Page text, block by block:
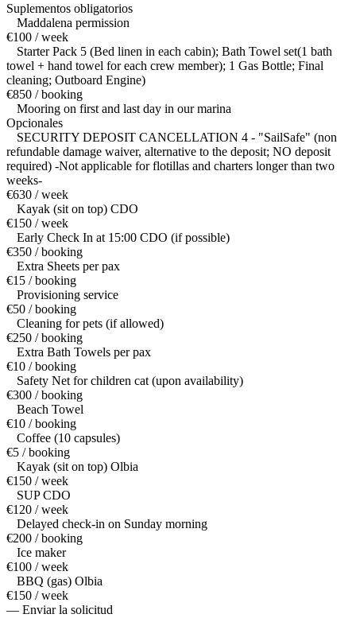
Suplementos obligatorios
Maddalena permission
€100 / week
Starter Pack 5 (Bed linen in each cabin); Bath Towel set(1 bath
towel + hand towel for each crew member); 1 Gas Bottle; Final
cleaning; Outboard Engine)
€850 / booking
Mooring on first and last day in our marina
Opcionales
SECURITY DEPOSIT CANCELLATION 4 - "SailSafe" (non
refundable damage waiver, alternative to the deposit; NO deposit
required) -Not applicable for flotillas and charters longer than two
weeks-
€630 / week
Kayak (sit on top) CDO
€150 / week
Early Check In at 15:00 CDO (if possible)
€350 / booking
Extra Sheets per pax
€15 / booking
Provisioning service
€50 / booking
Cleaning for pets (if allowed)
€250 / booking
Extra Bath Towels per pax
€10 / booking
Safety Net for children cat (upon availability)
€300 / booking
Beach Towel
€10 / booking
Coffee (10 capsules)
€5 / booking
Kayak (sit on top) Olbia
€150 / week
SUP CDO
€120 / week
Delayed check-in on Sunday morning
€200 / booking
Ice maker
€100 / week
BBQ (gas) Olbia
€150 / week
— Enviar la solicitud